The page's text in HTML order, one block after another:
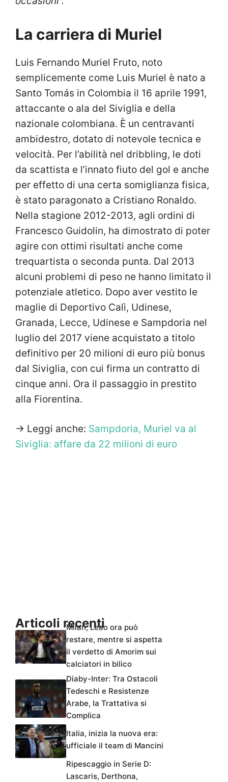
La carriera di Muriel
Luis Fernando Muriel Fruto, noto
semplicemente come Luis Muriel è nato a
Santo Tomás in Colombia il 16 aprile 1991,
attaccante o ala del Siviglia e della
nazionale colombiana. È un centravanti
ambidestro, dotato di notevole tecnica e
velocità. Per l’abilità nel dribbling, le doti
da scattista e l’innato fiuto del gol e anche
per effetto di una certa somiglianza fisica,
è stato paragonato a Cristiano Ronaldo.
Nella stagione 2012-2013, agli ordini di
Francesco Guidolin, ha dimostrato di poter
agire con ottimi risultati anche come
trequartista o seconda punta. Dal 2013
alcuni problemi di peso ne hanno limitato il
potenziale atletico. Dopo aver vestito le
maglie di Deportivo Calì, Udinese,
Granada, Lecce, Udinese e Sampdoria nel
luglio del 2017 viene acquistato a titolo
definitivo per 20 milioni di euro più bonus
dal Siviglia, con cui firma un contratto di
cinque anni. Ora il passaggio in prestito
alla Fiorentina.
-> Leggi anche: Sampdoria, Muriel va al
Siviglia: affare da 22 milioni di euro
Articoli recenti
Milan, Leao ora può
restare, mentre si aspetta
il verdetto di Amorim sui
calciatori in bilico
Diaby-Inter: Tra Ostacoli
Tedeschi e Resistenze
Arabe, la Trattativa si
Complica
Italia, inizia la nuova era:
ufficiale il team di Mancini
Ripescaggio in Serie D:
Lascaris, Derthona,